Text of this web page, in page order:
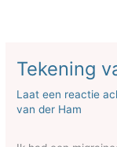
Tekening
Laat een reactie
van der Ham